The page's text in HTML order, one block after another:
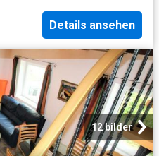
Details ansehen
12 bilder